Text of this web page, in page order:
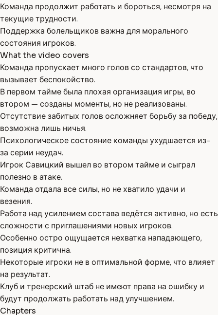
Команда продолжит работать и бороться, несмотря на
текущие трудности.
Поддержка болельщиков важна для морального
состояния игроков.
What the video covers
Команда пропускает много голов со стандартов, что
вызывает беспокойство.
В первом тайме была плохая организация игры, во
втором — созданы моменты, но не реализованы.
Отсутствие забитых голов осложняет борьбу за победу,
возможна лишь ничья.
Психологическое состояние команды ухудшается из-
за серии неудач.
Игрок Савицкий вышел во втором тайме и сыграл
полезно в атаке.
Команда отдала все силы, но не хватило удачи и
везения.
Работа над усилением состава ведётся активно, но есть
сложности с приглашениями новых игроков.
Особенно остро ощущается нехватка нападающего,
позиция критична.
Некоторые игроки не в оптимальной форме, что влияет
на результат.
Клуб и тренерский штаб не имеют права на ошибку и
будут продолжать работать над улучшением.
Chapters